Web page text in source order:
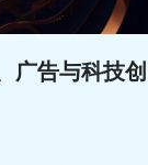
广告与科技创